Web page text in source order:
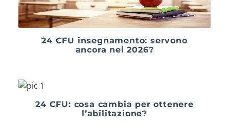
24 CFU insegnamento: servono
ancora nel 2026?
24 CFU: cosa cambia per ottenere
l’abilitazione?